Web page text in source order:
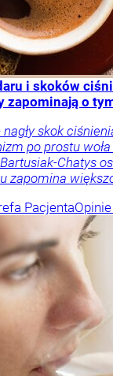
i skoków
zapominają o
nagły skok
po prostu
Chatys
zapomina
Pacjenta